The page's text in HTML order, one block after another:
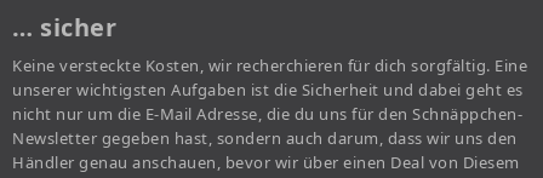
… sicher
Keine versteckte Kosten, wir recherchieren für dich sorgfältig. Eine
unserer wichtigsten Aufgaben ist die Sicherheit und dabei geht es
nicht nur um die E-Mail Adresse, die du uns für den Schnäppchen-
Newsletter gegeben hast, sondern auch darum, dass wir uns den
Händler genau anschauen, bevor wir über einen Deal von Diesem